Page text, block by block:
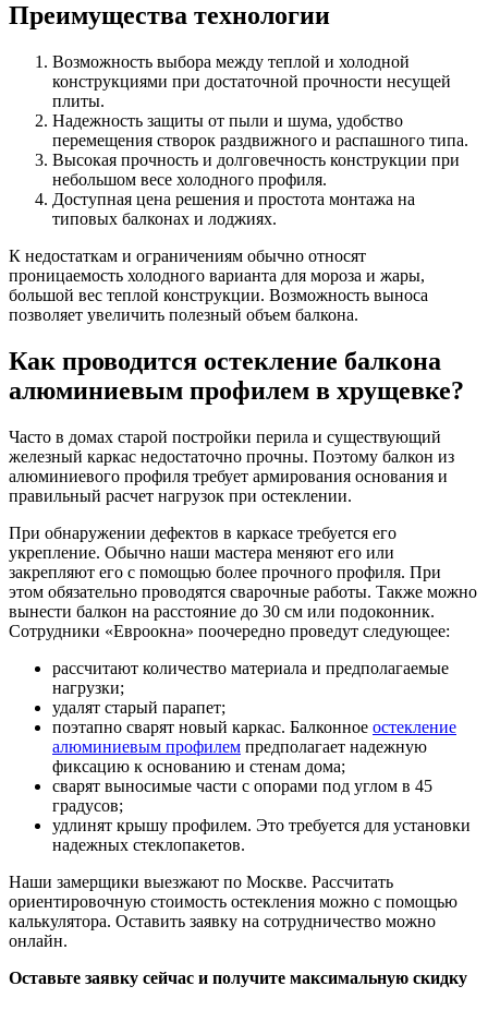
Преимущества технологии
Возможность выбора между теплой и холодной
конструкциями при достаточной прочности несущей
плиты.
Надежность защиты от пыли и шума, удобство
перемещения створок раздвижного и распашного типа.
Высокая прочность и долговечность конструкции при
небольшом весе холодного профиля.
Доступная цена решения и простота монтажа на
типовых балконах и лоджиях.
К недостаткам и ограничениям обычно относят
проницаемость холодного варианта для мороза и жары,
большой вес теплой конструкции. Возможность выноса
позволяет увеличить полезный объем балкона.
Как проводится остекление балкона
алюминиевым профилем в хрущевке?
Часто в домах старой постройки перила и существующий
железный каркас недостаточно прочны. Поэтому балкон из
алюминиевого профиля требует армирования основания и
правильный расчет нагрузок при остеклении.
При обнаружении дефектов в каркасе требуется его
укрепление. Обычно наши мастера меняют его или
закрепляют его с помощью более прочного профиля. При
этом обязательно проводятся сварочные работы. Также можно
вынести балкон на расстояние до 30 см или подоконник.
Сотрудники «Евроокна» поочередно проведут следующее:
рассчитают количество материала и предполагаемые
нагрузки;
удалят старый парапет;
поэтапно сварят новый каркас. Балконное остекление
алюминиевым профилем предполагает надежную
фиксацию к основанию и стенам дома;
сварят выносимые части с опорами под углом в 45
градусов;
удлинят крышу профилем. Это требуется для установки
надежных стеклопакетов.
Наши замерщики выезжают по Москве. Рассчитать
ориентировочную стоимость остекления можно с помощью
калькулятора. Оставить заявку на сотрудничество можно
онлайн.
Оставьте заявку сейчас и получите максимальную скидку